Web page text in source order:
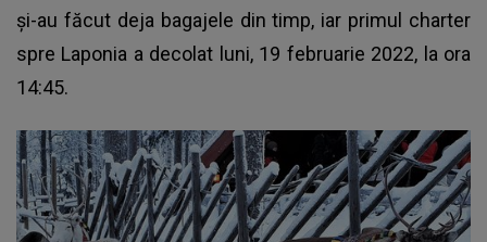
și-au făcut deja bagajele din timp, iar primul charter
spre Laponia a decolat luni, 19 februarie 2022, la ora
14:45.